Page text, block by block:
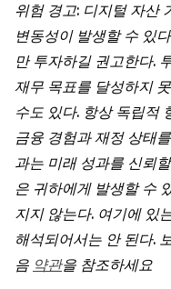
위험 경고: 디지털 자산
변동성이 발생할 수 있다
만 투자하길 권고한다.
재무 목표를 달성하지
수도 있다. 항상 독립적
금융 경험과 재정 상태를
과는 미래 성과를 신뢰할
은 귀하에게 발생할 수
지지 않는다. 여기에 있
해석되어서는 안 된다.
음 약관을 참조하세요